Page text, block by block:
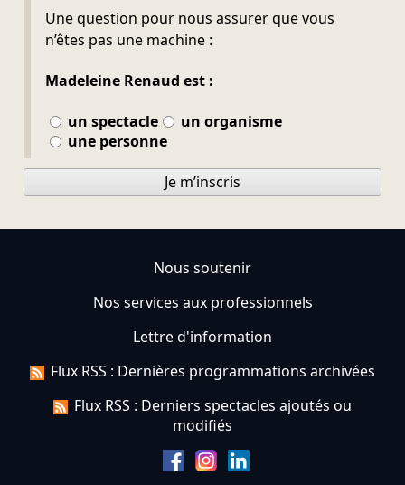
Une question pour nous assurer que vous
n’êtes pas une machine :
Madeleine Renaud est :
un spectacle
un organisme
une personne
Ne pas remplir
Je m’inscris
Nous soutenir
Nos services aux professionnels
Lettre d'information
Flux RSS : Dernières programmations archivées
Flux RSS : Derniers spectacles ajoutés ou
modifiés